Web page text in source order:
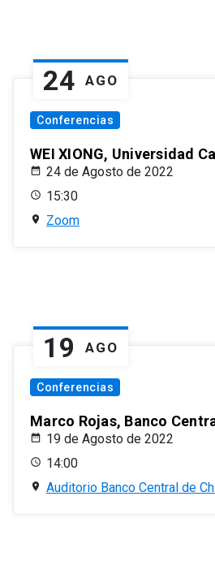
24 AGO
Conferencias
WEI XIONG, Universidad
24 de Agosto de 2022
15:30
Zoom
19 AGO
Conferencias
Marco Rojas, Banco
19 de Agosto de 2022
14:00
Auditorio Banco Central de